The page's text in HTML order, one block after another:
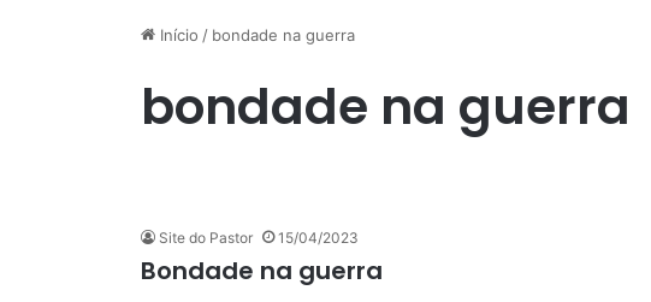
Início / bondade na guerra
bondade na guerra
Site do Pastor 15/04/2023
Bondade na guerra